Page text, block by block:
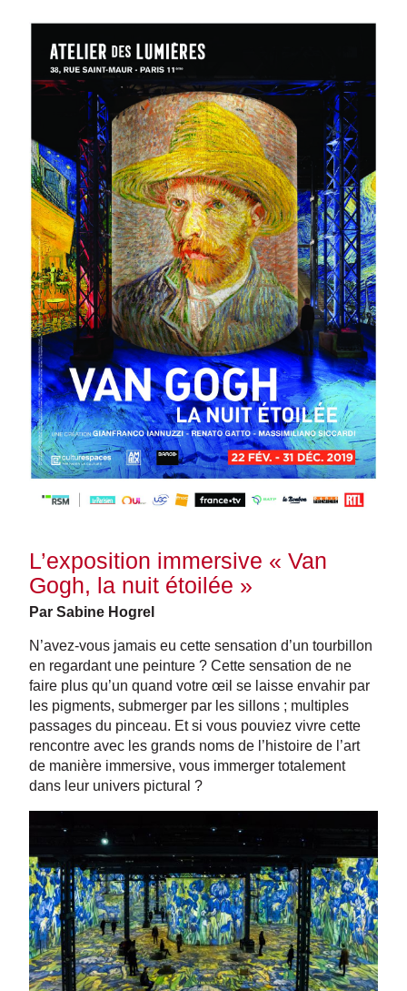
L’exposition immersive « Van
Gogh, la nuit étoilée »
Par Sabine Hogrel
N’avez-vous jamais eu cette sensation d’un tourbillon
en regardant une peinture ? Cette sensation de ne
faire plus qu’un quand votre œil se laisse envahir par
les pigments, submerger par les sillons ; multiples
passages du pinceau. Et si vous pouviez vivre cette
rencontre avec les grands noms de l’histoire de l’art
de manière immersive, vous immerger totalement
dans leur univers pictural ?